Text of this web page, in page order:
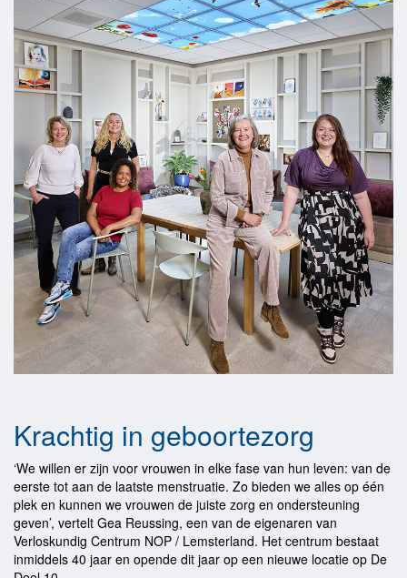
Krachtig in geboortezorg
‘We willen er zijn voor vrouwen in elke fase van hun leven: van de
eerste tot aan de laatste menstruatie. Zo bieden we alles op één
plek en kunnen we vrouwen de juiste zorg en ondersteuning
geven’, vertelt Gea Reussing, een van de eigenaren van
Verloskundig Centrum NOP / Lemsterland. Het centrum bestaat
inmiddels 40 jaar en opende dit jaar op een nieuwe locatie op De